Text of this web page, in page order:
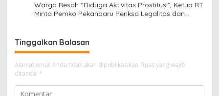
Warga Resah “Diduga Aktivitas Prostitusi”, Ketua RT
Minta Pemko Pekanbaru Periksa Legalitas dan
Tinggalkan Balasan
Alamat email Anda tidak akan dipublikasikan. Ruas yang wajib
ditandai *